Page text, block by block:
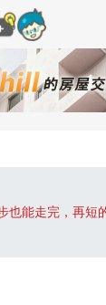
也能走完，再短